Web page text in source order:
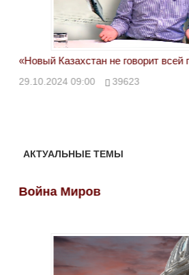
«Новый Казахстан не говорит всей
29.10.2024 09:00 39623
АКТУАЛЬНЫЕ ТЕМЫ
Война Миров